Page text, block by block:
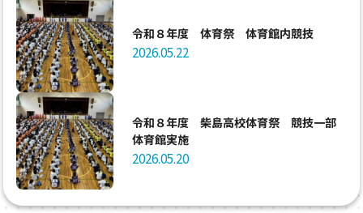
令和８年度 体育祭 体育館内競技
2026.05.22
令和８年度 柴島高校体育祭 競技一部
体育館実施
2026.05.20